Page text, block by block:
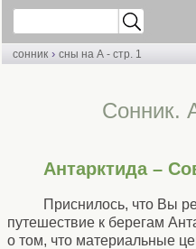
сонник › сны на А - стр. 1
Cонник.
Антарктида –
Приснилось, что Вы
путешествие к берегам
о том, что материальные